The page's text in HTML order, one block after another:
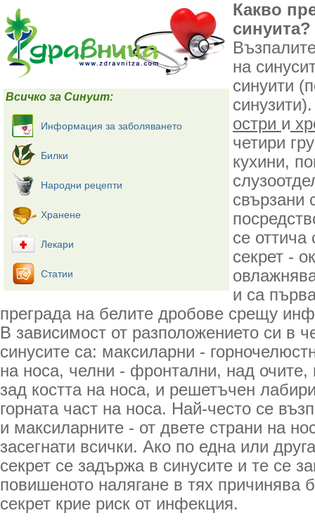
Всичко за Синуит:
Информация за заболяването
Билки
Народни рецепти
Хранене
Лекари
Статии
Какво
синуита?
на
синуити
остри и
четири
кухини,
свързани
се
секрет -
и са
преграда на белите дробове срещу
В зависимост от разположението си в
синусите са: максиларни -
на носа, челни - фронтални, над очите,
зад костта на носа, и решетъчен
горната част на носа. Най-често се
и максиларните - от двете страни на
засегнати всички. Ако по една или
секрет се задържа в синусите и те се
повишеното налягане в тях причинява
секрет крие риск от инфекция.